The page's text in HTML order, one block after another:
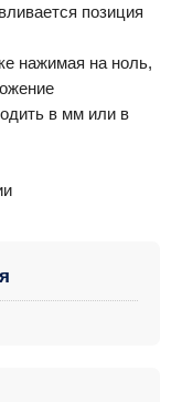
позиция
нажимая на ноль,
в мм или в